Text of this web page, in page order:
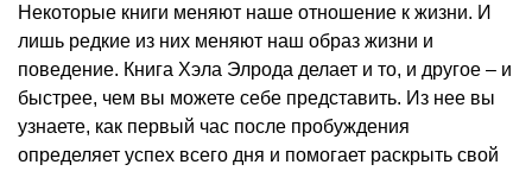
Некоторые книги меняют наше отношение к жизни. И
лишь редкие из них меняют наш образ жизни и
поведение. Книга Хэла Элрода делает и то, и другое – и
быстрее, чем вы можете себе представить. Из нее вы
узнаете, как первый час после пробуждения
определяет успех всего дня и помогает раскрыть свой